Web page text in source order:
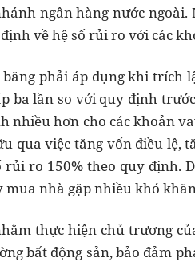
ngân hàng nước
về hệ số rủi ro với các
phải áp dụng khi trích
ba lần so với quy định
nhiều hơn cho các khoản
qua việc tăng vốn điều lệ,
ro 150% theo quy định.
nhà gặp nhiều khó
thực hiện chủ trương
bất động sản, bảo đảm